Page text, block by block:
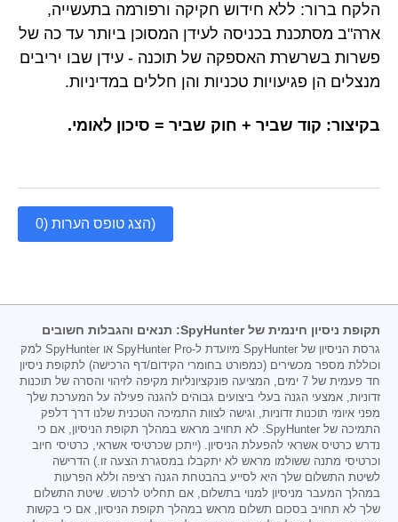
הלקח ברור: ללא חידוש חקיקה ורפורמה בתעשייה,
ארה"ב מסתכנת בכניסה לעידן המסוכן ביותר עד כה של
פשרות בשרשרת האספקה של תוכנה - עידן שבו יריבים
מנצלים הן פגיעויות טכניות והן חללים במדיניות.
בקיצור: קוד שביר + חוק שביר = סיכון לאומי.
הצג טופס הערות (0)
תקופת ניסיון חינמית של SpyHunter: תנאים והגבלות חשובים
גרסת הניסיון של SpyHunter מיועדת ל-SpyHunter Pro או SpyHunter למק
וכוללת מספר מכשירים (כמפורט בחומרי הקידום/דף הרכישה) לתקופת ניסיון
חד פעמית של 7 ימים, המציעה פונקציונליות מקיפה לזיהוי והסרה של תוכנות
זדוניות, אמצעי הגנה בעלי ביצועים גבוהים להגנה פעילה על המערכת שלך
מפני איומי תוכנות זדוניות, וגישה לצוות התמיכה הטכנית שלנו דרך דלפק
התמיכה של SpyHunter. לא תחויב מראש במהלך תקופת הניסיון, אם כי
נדרש כרטיס אשראי להפעלת הניסיון. (ייתכן שכרטיסי אשראי, כרטיסי חיוב
וכרטיסי מתנה ששולמו מראש לא יתקבלו במסגרת הצעה זו.) הדרישה
לשיטת התשלום שלך היא לסייע בהבטחת הגנה רציפה וללא הפרעות
במהלך המעבר מניסיון למנוי בתשלום, אם תחליט לרכוש. שיטת התשלום
שלך לא תחויב בסכום תשלום מראש במהלך תקופת הניסיון, אם כי בקשות